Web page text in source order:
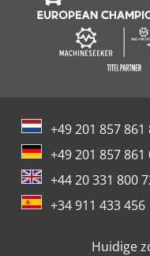
+49 201 857 861
+49 201 857 861
+44 20 331 800
+34 911 433 456
Huidige